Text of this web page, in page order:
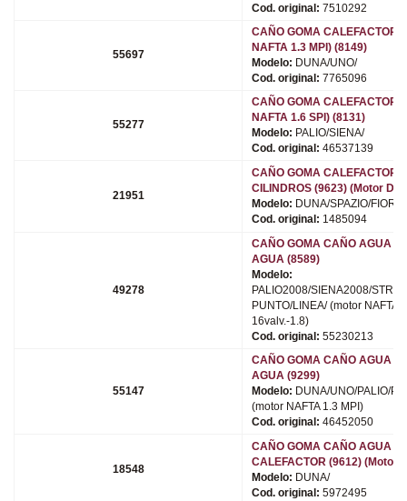
Cod. original: 7510292
55697
CAÑO GOMA CALEFACTOR
NAFTA 1.3 MPI) (8149)
Modelo: DUNA/UNO/
Cod. original: 7765096
55277
CAÑO GOMA CALEFACTOR
NAFTA 1.6 SPI) (8131)
Modelo: PALIO/SIENA/
Cod. original: 46537139
21951
CAÑO GOMA CALEFACTOR
CILINDROS (9623) (Motor
Modelo: DUNA/SPAZIO/
Cod. original: 1485094
49278
CAÑO GOMA CAÑO AGUA A
AGUA (8589)
Modelo:
PALIO2008/SIENA2008/
PUNTO/LINEA/ (motor NAFTA
16valv.-1.8)
Cod. original: 55230213
55147
CAÑO GOMA CAÑO AGUA A
AGUA (9299)
Modelo: DUNA/UNO/PALIO/
(motor NAFTA 1.3 MPI)
Cod. original: 46452050
18548
CAÑO GOMA CAÑO AGUA A
CALEFACTOR (9612) (Motor
Modelo: DUNA/
Cod. original: 5972495